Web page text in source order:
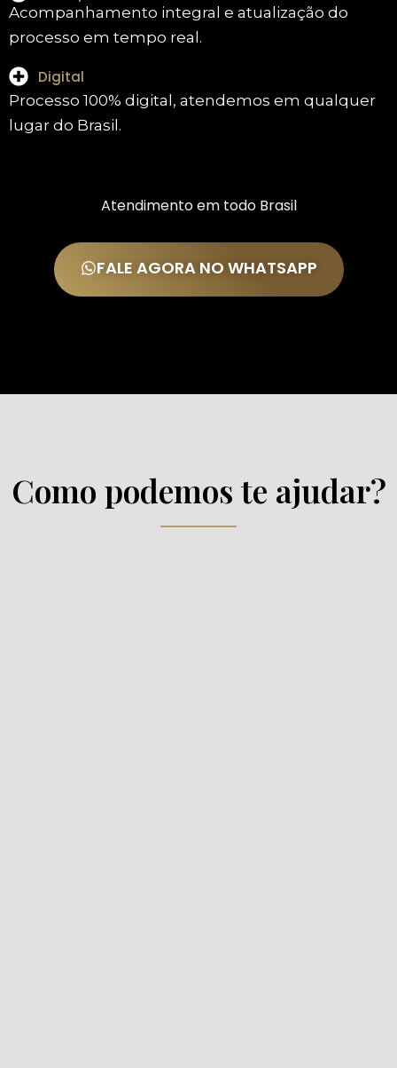
Acompanhamento integral e atualização do
processo em tempo real.
Digital
Processo 100% digital, atendemos em qualquer
lugar do Brasil.
Atendimento em todo Brasil
FALE AGORA NO WHATSAPP
Como podemos te ajudar?